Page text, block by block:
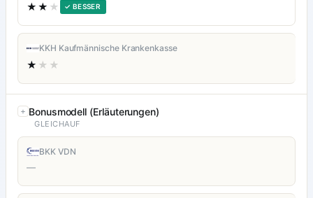
★★ ★ ✓ BESSER
KKH Kaufmännische Krankenkasse
★ ★★
Bonusmodell (Erläuterungen)
GLEICHAUF
BKK VDN
—